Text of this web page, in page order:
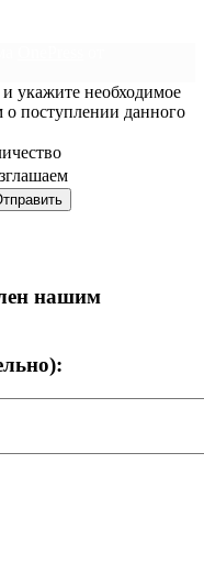
укажите необходимое
поступлении данного
нашим